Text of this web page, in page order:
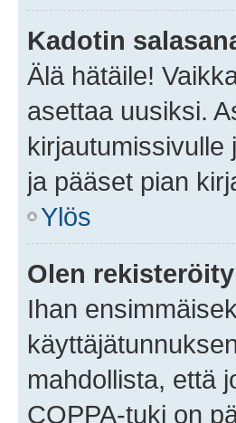
Kadotin
Älä hätäile!
asettaa uusiksi.
kirjautumissivulle
ja pääset pian
Ylös
Olen
Ihan
mahdollista, että
COPPA-tuki on